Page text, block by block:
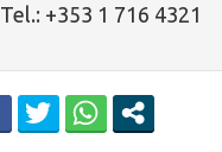
Tel.: +353 1 716 4321